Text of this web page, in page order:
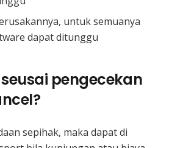
untuk semuanya
dapat ditunggu
pengecekan
sepihak, maka dapat di